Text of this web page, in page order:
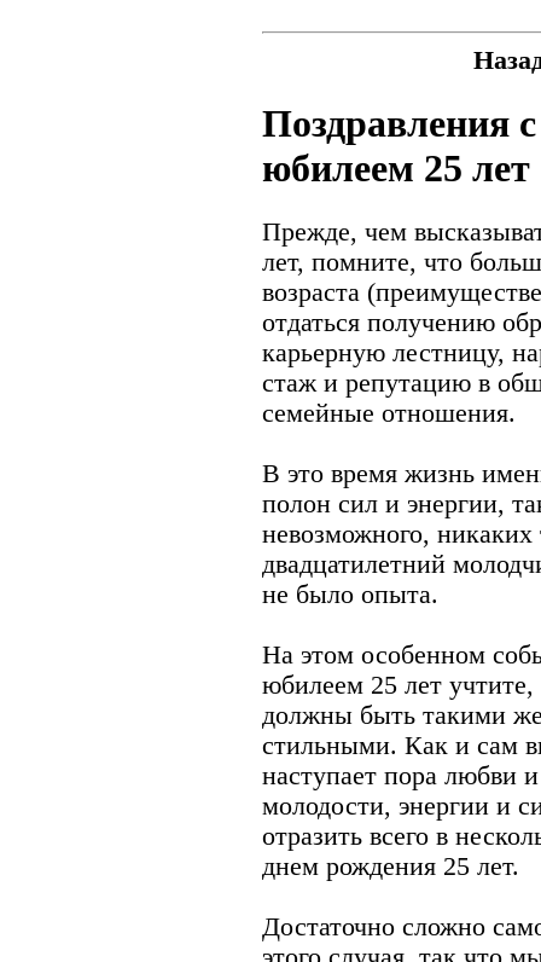
Поздравления
юбилеем 25 лет
Прежде, чем
лет, помните, что
возраста
отдаться получению
карьерную лестницу,
стаж и репутацию в
семейные отношения.
В это время жизнь
полон сил и энергии,
невозможного,
двадцатилетний
не было опыта.
На этом особенном
юбилеем 25 лет
должны быть такими
стильными. Как и сам
наступает пора любви
молодости, энергии и
отразить всего в
днем рождения 25 лет.
Достаточно сложно